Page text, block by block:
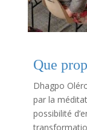
Que
Dhagpo
par la
possibilité